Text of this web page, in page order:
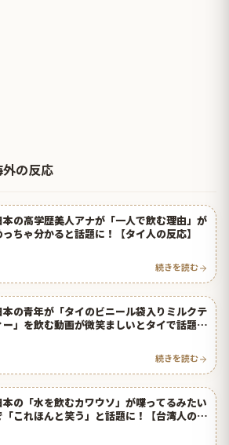
外の反応
本の高学歴美人アナが「一人で飲む理由」が
っちゃ分かると話題に！【タイ人の反応】
続きを読む
本の青年が「タイのビニール袋入りミルクテ
ー」を飲む動画が微笑ましいとタイで話題
続きを読む
本の「水を飲むカワウソ」が喋ってるみたい
「これほんと笑う」と話題に！【台湾人の反